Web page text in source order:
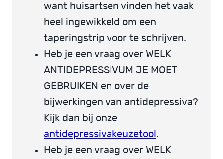
want huisartsen vinden het vaak
heel ingewikkeld om een
taperingstrip voor te schrijven.
Heb je een vraag over WELK
ANTIDEPRESSIVUM JE MOET
GEBRUIKEN en over de
bijwerkingen van antidepressiva?
Kijk dan bij onze
antidepressivakeuzetool .
Heb je een vraag over WELK